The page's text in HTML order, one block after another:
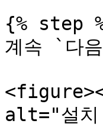
{% step
계속 `다
alt="설